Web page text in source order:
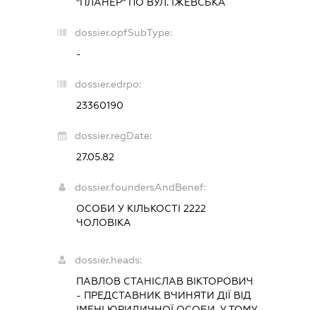
dossier.opfSubType:
-
dossier.edrpo:
23360190
dossier.regDate:
27.05.82
dossier.foundersAndBenef:
ОСОБИ У КІЛЬКОСТІ 2222
ЧОЛОВІКА
dossier.heads:
ПАВЛОВ СТАНІСЛАВ ВІКТОРОВИЧ
- ПРЕДСТАВНИК ВЧИНЯТИ ДІЇ ВІД